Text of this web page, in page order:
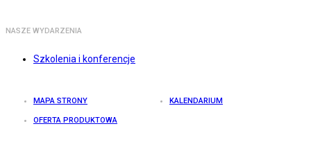
NASZE WYDARZENIA
Szkolenia i konferencje
MAPA STRONY KALENDARIUM
OFERTA PRODUKTOWA